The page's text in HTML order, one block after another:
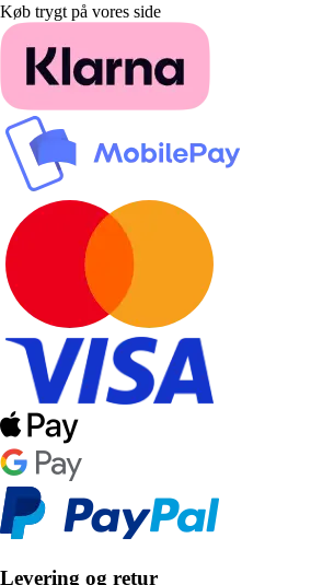
Køb trygt på vores side
Levering og retur